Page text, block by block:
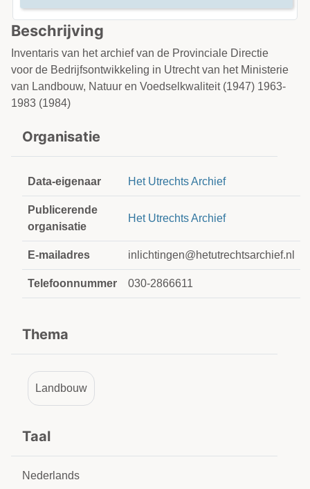
Beschrijving
Inventaris van het archief van de Provinciale Directie
voor de Bedrijfsontwikkeling in Utrecht van het Ministerie
van Landbouw, Natuur en Voedselkwaliteit (1947) 1963-
1983 (1984)
Organisatie
Data-eigenaar Het Utrechts Archief
Publicerende
organisatie
Het Utrechts Archief
E-mailadres inlichtingen@hetutrechtsarchief.nl
Telefoonnummer 030-2866611
Thema
Landbouw
Taal
Nederlands